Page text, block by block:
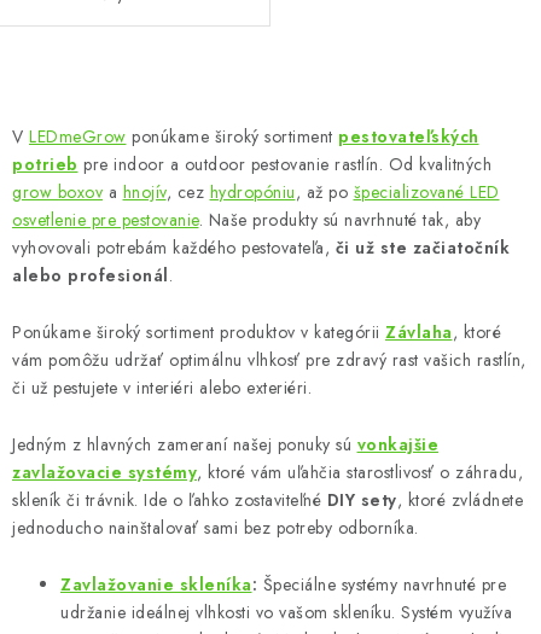
v
l
á
d
a
c
i
e
p
v
k
y
v
V LEDmeGrow ponúkame široký sortiment pestovateľských
potrieb pre indoor a outdoor pestovanie rastlín. Od kvalitných
grow boxov a hnojív, cez hydropóniu, až po špecializované LED
osvetlenie pre pestovanie. Naše produkty sú navrhnuté tak, aby
vyhovovali potrebám každého pestovateľa, či už ste začiatočník
alebo profesionál.
Ponúkame široký sortiment produktov v kategórii Závlaha, ktoré
vám pomôžu udržať optimálnu vlhkosť pre zdravý rast vašich rastlín,
či už pestujete v interiéri alebo exteriéri.
Jedným z hlavných zameraní našej ponuky sú vonkajšie
zavlažovacie systémy, ktoré vám uľahčia starostlivosť o záhradu,
skleník či trávnik. Ide o ľahko zostaviteľné DIY sety, ktoré zvládnete
jednoducho nainštalovať sami bez potreby odborníka.
Zavlažovanie skleníka: Špeciálne systémy navrhnuté pre
udržanie ideálnej vlhkosti vo vašom skleníku. Systém využíva